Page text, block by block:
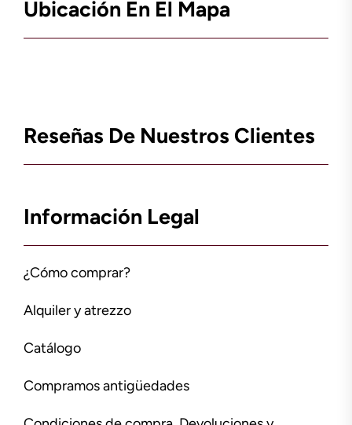
Ubicación En El Mapa
Reseñas De Nuestros Clientes
Información Legal
¿Cómo comprar?
Alquiler y atrezzo
Catálogo
Compramos antigüedades